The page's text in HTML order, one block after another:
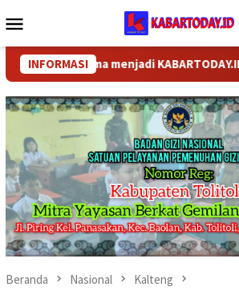
ke
Mobile
INFORMASI
berganti nama menjadi
Beranda Nasional Kalteng